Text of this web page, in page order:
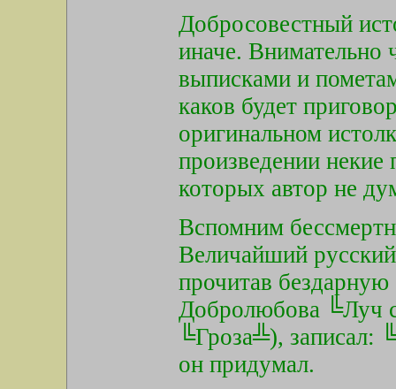
Добросовестный
иначе. Внимательно
выписками и
каков будет
оригинальном
произведении некие
которых автор не
Вспомним
Величайший
прочитав
Добролюбова ╚Луч
╚Гроза╩), записал:
он придумал.